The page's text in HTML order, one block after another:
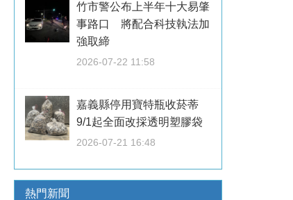
竹市警公布上半年十大易肇
事路口 將配合科技執法加
強取締
2026-07-22 11:58
嘉義縣停用寶特瓶收菸蒂
9/1起全面改採透明塑膠袋
2026-07-21 16:48
熱門新聞